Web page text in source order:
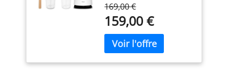
Gobelets et couvercles
prêts à emporter Parfait
pour smoothies et jus
detox
169,00 €
159,00 €